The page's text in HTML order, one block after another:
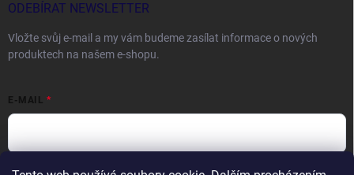
ODEBÍRAT NEWSLETTER
Vložte svůj e-mail a my vám budeme zasílat informace o nových
produktech na našem e-shopu.
E-MAIL